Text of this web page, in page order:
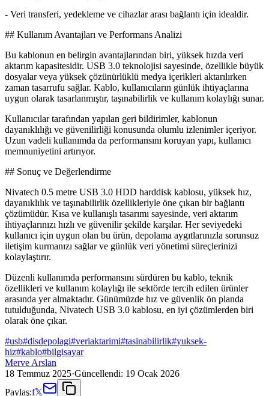
- Veri transferi, yedekleme ve cihazlar arası bağlantı için idealdir.
## Kullanım Avantajları ve Performans Analizi
Bu kablonun en belirgin avantajlarından biri, yüksek hızda veri
aktarım kapasitesidir. USB 3.0 teknolojisi sayesinde, özellikle büyük
dosyalar veya yüksek çözünürlüklü medya içerikleri aktarılırken
zaman tasarrufu sağlar. Kablo, kullanıcıların günlük ihtiyaçlarına
uygun olarak tasarlanmıştır, taşınabilirlik ve kullanım kolaylığı sunar.
Kullanıcılar tarafından yapılan geri bildirimler, kablonun
dayanıklılığı ve güvenilirliği konusunda olumlu izlenimler içeriyor.
Uzun vadeli kullanımda da performansını koruyan yapı, kullanıcı
memnuniyetini artırıyor.
## Sonuç ve Değerlendirme
Nivatech 0.5 metre USB 3.0 HDD harddisk kablosu, yüksek hız,
dayanıklılık ve taşınabilirlik özellikleriyle öne çıkan bir bağlantı
çözümüdür. Kısa ve kullanışlı tasarımı sayesinde, veri aktarım
ihtiyaçlarınızı hızlı ve güvenilir şekilde karşılar. Her seviyedeki
kullanıcı için uygun olan bu ürün, depolama aygıtlarınızla sorunsuz
iletişim kurmanızı sağlar ve günlük veri yönetimi süreçlerinizi
kolaylaştırır.
Düzenli kullanımda performansını sürdüren bu kablo, teknik
özellikleri ve kullanım kolaylığı ile sektörde tercih edilen ürünler
arasında yer almaktadır. Günümüzde hız ve güvenlik ön planda
tutulduğunda, Nivatech USB 3.0 kablosu, en iyi çözümlerden biri
olarak öne çıkar.
#usb#disdepolagi#veriaktarimi#tasinabilirlik#yuksek-
hiz#kablo#bilgisayar
Merve Arslan
18 Temmuz 2025·Güncellendi: 19 Ocak 2026
Paylaş:f𝕏